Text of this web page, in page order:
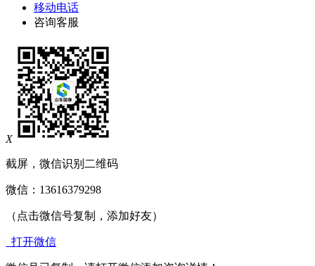
移动电话
咨询客服
X
截屏，微信识别二维码
微信： 13616379298
（点击微信号复制，添加好友）
打开微信